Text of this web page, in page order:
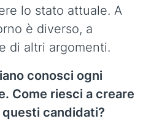
lo stato attuale. A
è diverso, a
di altri argomenti.
conosci ogni
Come riesci a creare
candidati?